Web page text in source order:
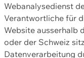
Webanalysedienst
Verantwortliche für
Website ausserhalb
oder der Schweiz
Datenverarbeitung